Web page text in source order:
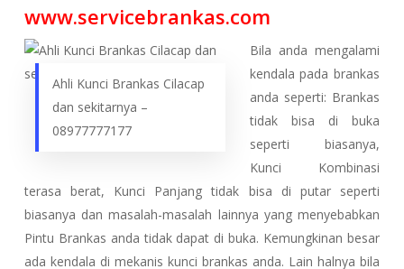
www.servicebrankas.com
Ahli Kunci Brankas Cilacap
dan sekitarnya –
08977777177
Bila anda mengalami
kendala pada brankas
anda seperti: Brankas
tidak bisa di buka
seperti biasanya,
Kunci Kombinasi
terasa berat, Kunci Panjang tidak bisa di putar seperti
biasanya dan masalah-masalah lainnya yang menyebabkan
Pintu Brankas anda tidak dapat di buka. Kemungkinan besar
ada kendala di mekanis kunci brankas anda. Lain halnya bila